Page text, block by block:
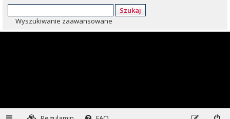
Szukaj
Wyszukiwanie zaawansowane